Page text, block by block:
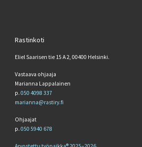
Rastinkoti
Eliel Saarisen tie 15 A 2, 00400 Helsinki.
Vastaava ohjaaja
Marianna Lappalainen
p. 050 4098 337
marianna@rastiry.fi
Ohjaajat
p. 050 5940 678